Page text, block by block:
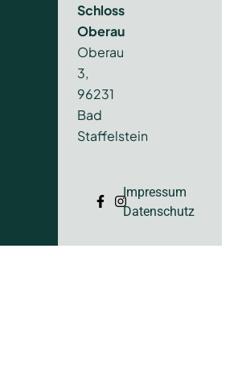
Schloss
Oberau
Oberau
3,
96231
Bad
Staffelstein
Impressum
Datenschutz